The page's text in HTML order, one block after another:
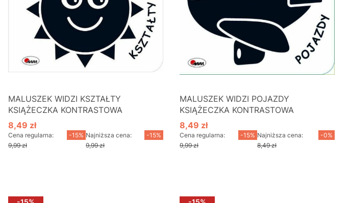
MALUSZEK WIDZI KSZTAŁTY
KSIĄŻECZKA KONTRASTOWA
Cena promocyjna
8,49 zł
Cena regularna:
9,99 zł
-15% Najniższa cena:
9,99 zł
-15%
MALUSZEK WIDZI POJAZDY
KSIĄŻECZKA KONTRASTOWA
Cena promocyjna
8,49 zł
Cena regularna:
9,99 zł
-15% Najniższa cena:
8,49 zł
-0%